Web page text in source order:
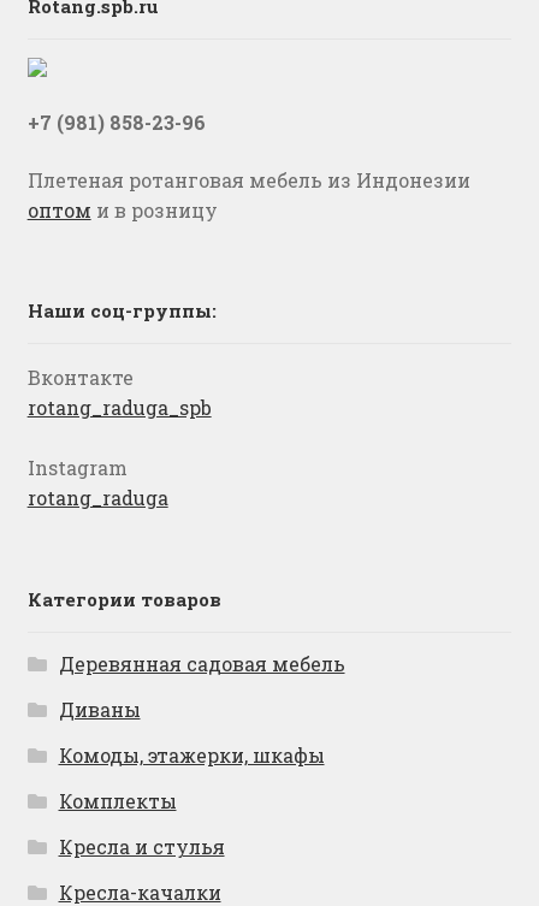
Rotang.spb.ru
+7 (981) 858-23-96
Плетеная ротанговая мебель из Индонезии
оптом и в розницу
Наши соц-группы:
Вконтакте
rotang_raduga_spb
Instagram
rotang_raduga
Категории товаров
Деревянная садовая мебель
Диваны
Комоды, этажерки, шкафы
Комплекты
Кресла и стулья
Кресла-качалки